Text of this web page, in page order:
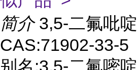
简介 3,5-二氟吡啶
CAS:71902-33-5
别名:3,5-二氟嘧